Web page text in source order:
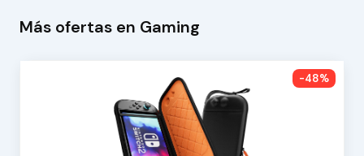
Más ofertas en Gaming
-48%